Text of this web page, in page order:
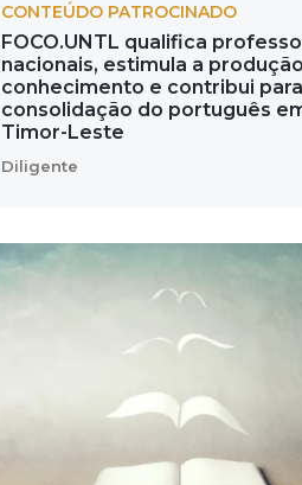
CONTEÚDO PATROCINADO
FOCO.UNTL qualifica
nacionais, estimula a
conhecimento e contribui
consolidação do português
Timor-Leste
Diligente